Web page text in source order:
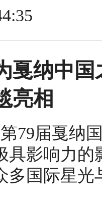
戛纳中
亮相
79届戛纳
具影响力
多国际星